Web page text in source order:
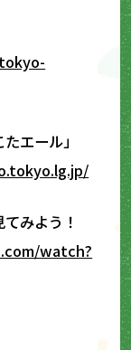
たエール」
みよう！
watch?